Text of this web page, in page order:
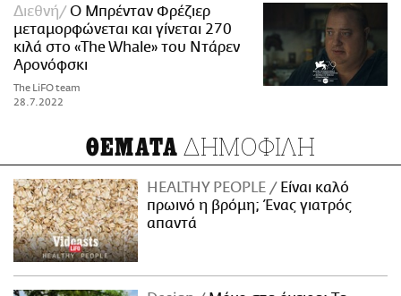
Διεθνή
O Μπρένταν Φρέζιερ
μεταμορφώνεται και γίνεται 270
κιλά στο «The Whale» του Ντάρεν
Αρονόφσκι
The LiFO team
28.7.2022
ΘΕΜΑΤΑ ΔΗΜΟΦΙΛΗ
HEALTHY PEOPLE
Είναι καλό
πρωινό η βρόμη; Ένας γιατρός
απαντά